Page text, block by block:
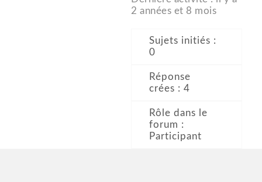
2 années et 8 mois
Sujets initiés :
0
Réponse
crées : 4
Rôle dans le
forum :
Participant